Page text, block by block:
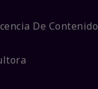
De Contenido